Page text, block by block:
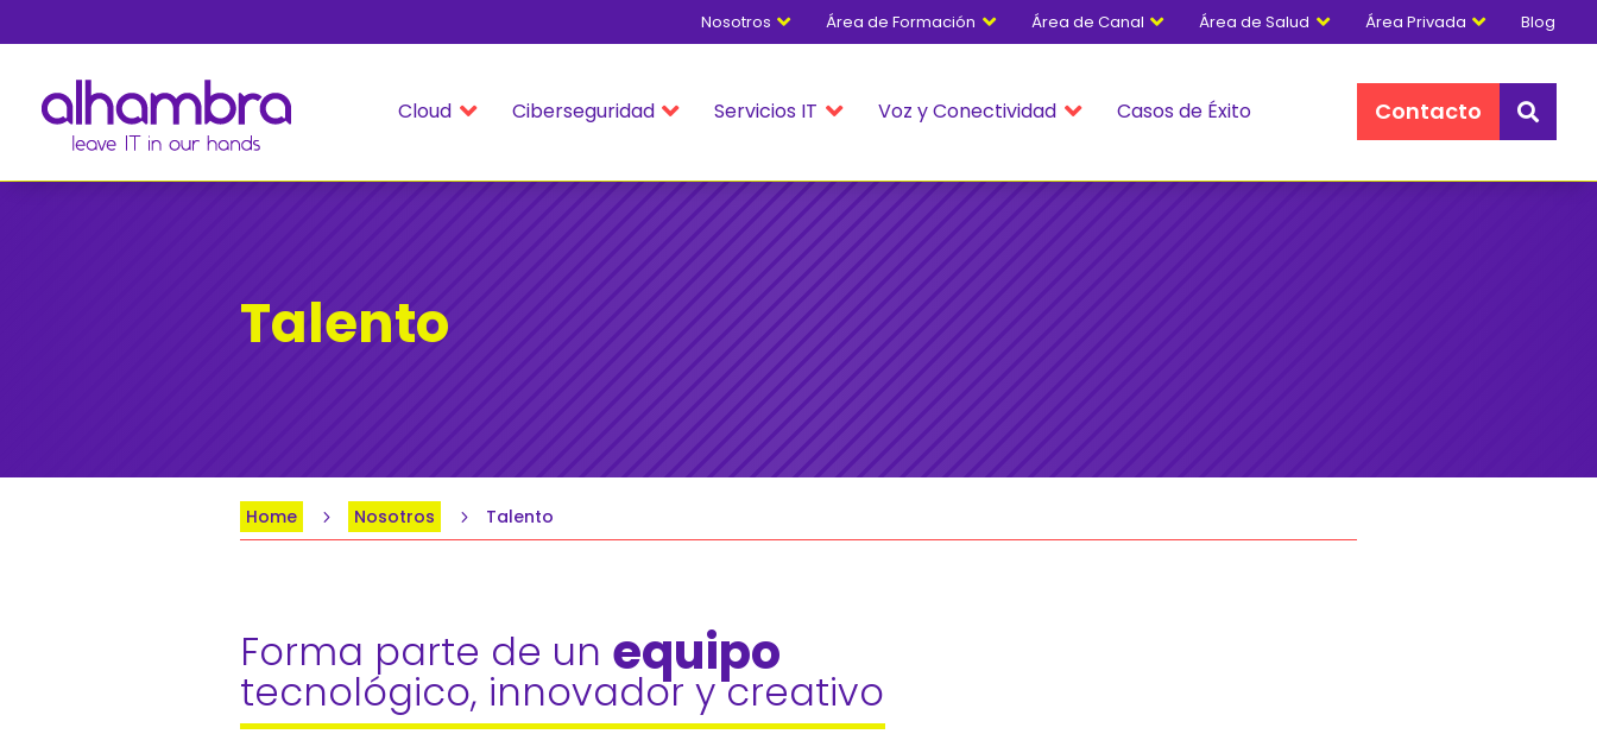

Nosotros 
Área de Formación 
Área de Canal 
Área de Salud 
Área Privada Blog

Cloud 
Ciberseguridad 
Servicios IT 
Voz y Conectividad Casos de Éxito Contacto 
Talento
Home 5 Nosotros 5 Talento
Forma parte de un equipo
tecnológico, innovador y creativo